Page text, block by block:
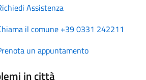
Assistenza
il comune +39 0331 242211
un appuntamento
in città